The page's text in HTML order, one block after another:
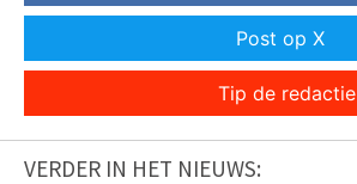
Post op X
Tip de redactie
VERDER IN HET NIEUWS: